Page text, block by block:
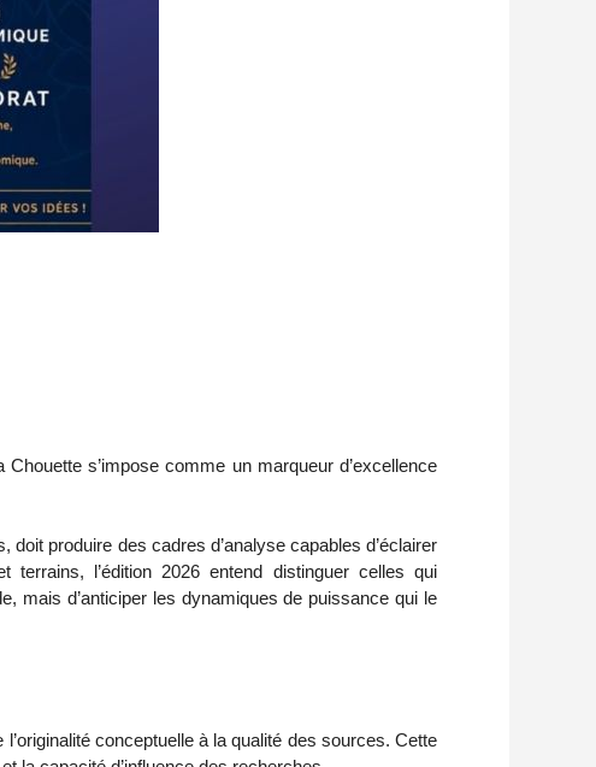
s’impose comme un marqueur d’excellence
produire des cadres d’analyse capables d’éclairer
l’édition 2026 entend distinguer celles qui
mais d’anticiper les dynamiques de puissance qui le
conceptuelle à la qualité des sources. Cette